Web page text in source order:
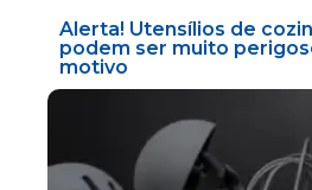
Alerta! Utensílios de
podem ser muito
motivo